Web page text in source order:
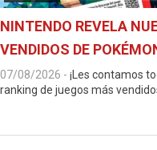
NINTENDO REVELA
VENDIDOS DE
07/08/2026 - ¡Les contamos
ranking de juegos más